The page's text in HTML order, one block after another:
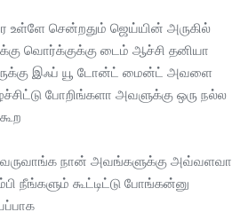
உள்ளே சென்றதும் ஜெய்யின் அருகில்
வொர்க்குக்கு டைம் ஆச்சி தனியா
இஃப் யூ டோன்ட் மைன்ட் அவளை
போறிங்களா அவளுக்கு ஒரு நல்ல
வருவாங்க நான் அவங்களுக்கு அவ்வளவா
நீங்களும் கூட்டிட்டு போங்கன்னு